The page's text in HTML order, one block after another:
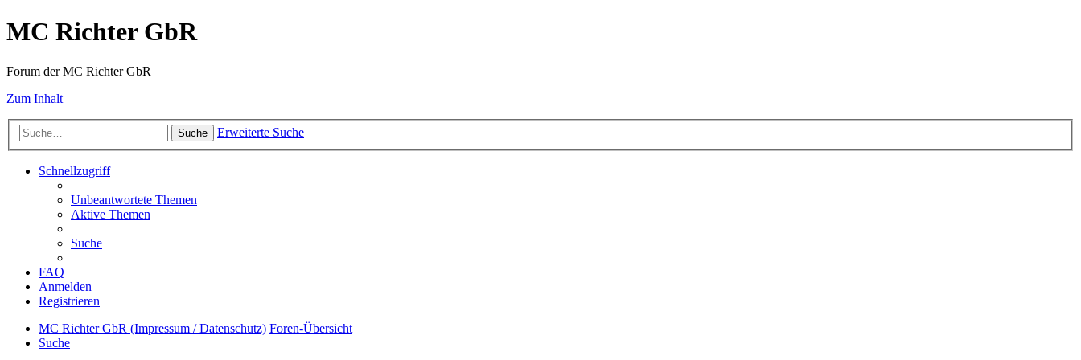
MC Richter GbR
Forum der MC Richter GbR
Zum Inhalt
Suche Erweiterte Suche
Schnellzugriff
Unbeantwortete Themen
Aktive Themen
Suche
FAQ
Anmelden
Registrieren
MC Richter GbR (Impressum / Datenschutz) Foren-Übersicht
Suche